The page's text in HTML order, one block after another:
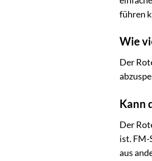
führen
Wie
Der
Kann
Der
ist. FM-
aus